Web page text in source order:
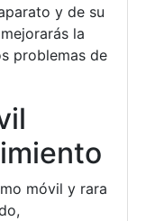
y de su
la
problemas de
móvil y rara